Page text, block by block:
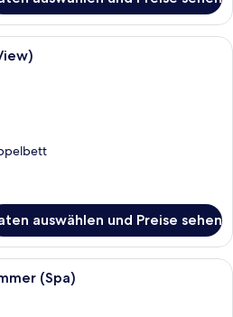
Ein modernes Hotelzimmer mit
auswählen und Preise sehen
Ein Hotel mit mehreren Balkonen,
(Spa)